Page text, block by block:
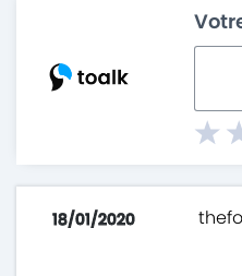
18/01/2020